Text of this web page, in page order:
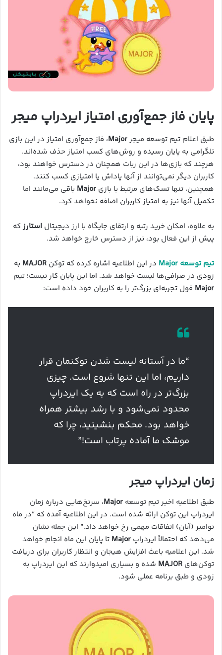
پایان فاز جمع‌آوری امتیاز ایردراپ میجر
طبق اعلام تیم توسعه میجرMajor، فاز جمع‌آوری امتیاز در این بازی
تلگرامی به پایان رسیده و روش‌های کسب امتیاز حذف شده‌اند.
هرچند که بازی‌ها در این ربات همچنان در دسترس خواهند بود،
کاربران دیگر نمی‌توانند از آنها پاداش یا امتیازی کسب کنند.
همچنین، تنها تسک‌های مرتبط با بازی Major باقی می‌مانند اما
تکمیل آنها نیز به امتیاز کاربران اضافه نخواهد کرد.
به علاوه، امکان خرید رتبه و ارتقای جایگاه با ارز دیجیتال استارزکه
پیش از این فعال بود، نیز از دسترس خارج خواهد شد.
تیم توسعه Major در این اطلاعیه اشاره کرده که توکن MAJOR به
زودی در صرافی‌ها لیست خواهد شد. اما این پایان کار نیست؛ تیم
Major قول تجربه‌ای بزرگ‌تر را به کاربران خود داده است:
“ما در آستانه لیست شدن توکنمان قرار
داریم، اما این تنها شروع است. چیزی
بزرگ‌تر در راه است که به یک ایردراپ
محدود نمی‌شود و با رشد بیشتر همراه
خواهد بود. محکم بنشینید، چرا که
موشک ما آماده پرتاب است!”
زمان ایردراپمیجر
طبق اطلاعیه اخیر تیم توسعه Major، سرنخ‌هایی درباره زمان
ایردراپ این توکن ارائه شده است. در این اطلاعیه آمده که “در ماه
نوامبر (آبان) اتفاقات مهمی رخ خواهد داد.” این جمله نشان
می‌دهد که احتمالاً ایردراپ Major تا پایان این ماه انجام خواهد
شد. این اعلامیه باعث افزایش هیجان و انتظار کاربران برای دریافت
توکن‌های MAJOR شده و بسیاری امیدوارند که این ایردراپ به
زودی و طبق برنامه عملی شود.